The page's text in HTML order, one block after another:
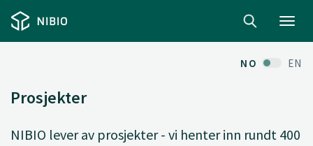
NO EN
Prosjekter
NIBIO lever av prosjekter - vi henter inn rundt 400